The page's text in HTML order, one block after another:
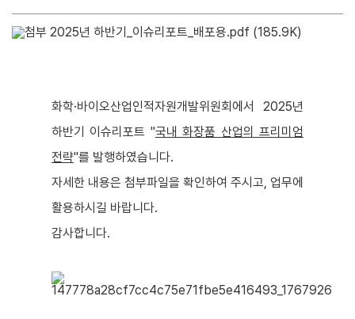
2025년 하반기_이슈리포트_배포용.pdf (185.9K)
화학·바이오산업인적자원개발위원회에서 2025년
하반기 이슈리포트 "국내 화장품 산업의 프리미엄
전략"를 발행하였습니다.
자세한 내용은 첨부파일을 확인하여 주시고, 업무에
활용하시길 바랍니다.
감사합니다.